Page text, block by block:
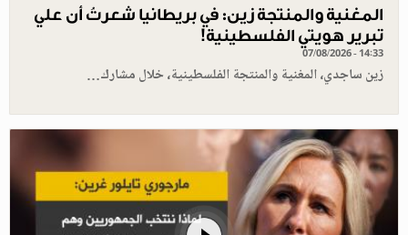
المغنية والمنتجة زين: في بريطانيا شعرتُ أن علي
تبرير هويتي الفلسطينية!
07/08/2026 - 14:33
زين ساجدي، المغنية والمنتجة الفلسطينية، خلال مشارك…